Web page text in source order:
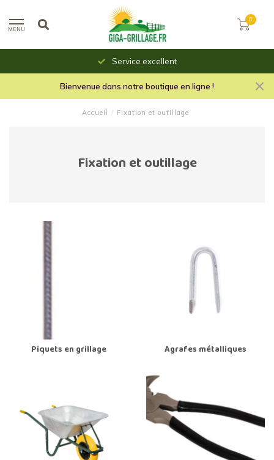
MENU
0
Service excellent
Bienvenue dans notre boutique en ligne !
Accueil / Fixation et outillage
Fixation et outillage
Piquets en grillage Agrafes métalliques